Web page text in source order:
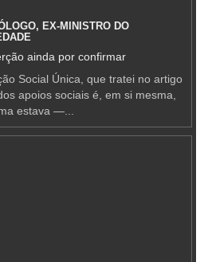
EX-MINISTRO DO
ainda por confirmar
Social Única, que tratei no artigo
apoios sociais é, em si mesma,
estava —...